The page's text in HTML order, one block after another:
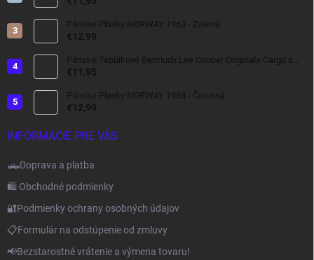
Pánske Plavky NORWAY 1963 - Zelená
€12,99
Pánske Teplákové Bermudy Lee Cooper Originals Cargo s
bočnými Kapsami tmavo šedé
€11,95
Pánske Plavky NORWAY 1963 - Červená
€12,99
INFORMÁCIE PRE VÁS
🛻Doprava a platba
🛍️ Obchodné podmienky
🔐Podmienky ochrany osobných údajov
📋Formulár na odstúpenie od zmluvy
📢Bezstarostné vrátenie a výmena tovaru!